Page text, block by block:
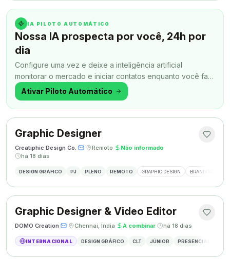
IA PILOTO AUTOMÁTICO
Nossa IA prospecta por você, 24h por
dia
Configure uma vez e deixe a inteligência artificial
monitorar o mercado e iniciar contatos enquanto você faz
outra coisa.
Ativar Piloto Automático
Graphic Designer
Creatiphic Design Co.· · Remoto· Não informado·
há 18 dias
DESIGN GRÁFICO PJ PLENO REMOTO GRAPHIC DESIGN BRANDING
Graphic Designer & Video Editor
DOMO Creation· · Chennai, Índia· A combinar· há 18 dias
INTERNACIONAL DESIGN GRÁFICO CLT JÚNIOR PRESENCIAL